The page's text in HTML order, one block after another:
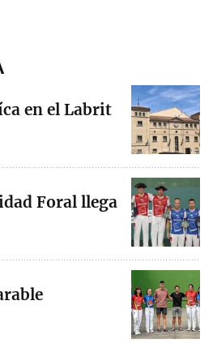
en el Labrit
Foral llega